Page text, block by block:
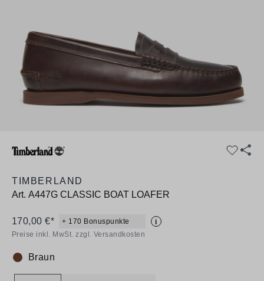
TIMBERLAND
Art. A447G CLASSIC BOAT LOAFER
170,00 €* + 170 Bonuspunkte
i
Preise inkl. MwSt. zzgl. Versandkosten
Farbe:
Braun